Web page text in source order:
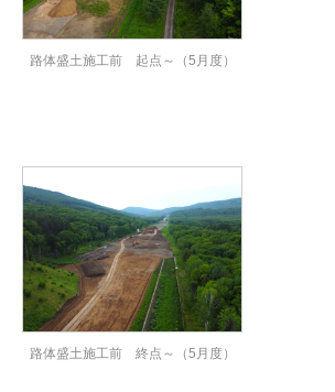
路体盛土施工前 起点～（5月度）
路体盛土施工前 終点～（5月度）